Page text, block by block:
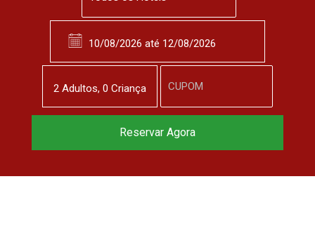
2 Adultos, 0 Criança
Reservar Agora